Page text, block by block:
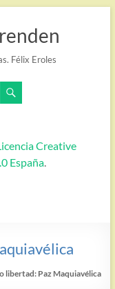
Félix Eroles
Creative
España.
libertad: Paz Maquiavélica